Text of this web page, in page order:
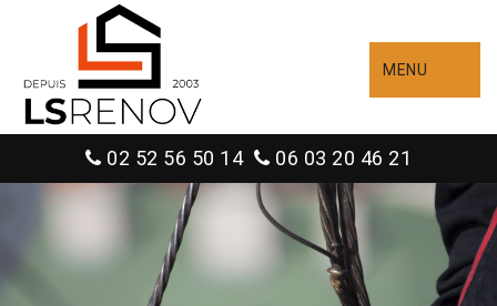
MENU
02 52 56 50 14 06 03 20 46 21